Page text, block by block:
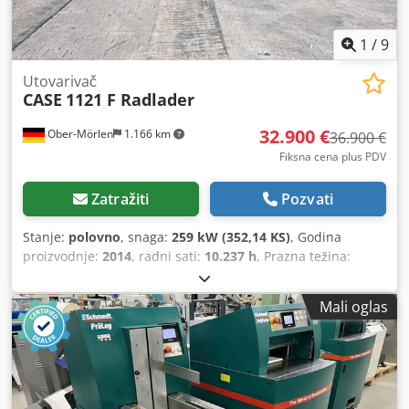
1 /9
Ober-Mörlen 1.166 km
Utovarivač
CASE 1121 F Radlader
32.900 €36.900 €
Fiksna cena plus PDV
Zatražiti Pozvati
Stanje: polovno, snaga: 259 kW (352,14 KS), Godina
proizvodnje: 2014, radni sati: 10.237 h, Prazna težina:
27.024 kg Za više informacija obratite se Emalu Jaweedu.
Prednji utovarivač / Wheel Loader, Case 1121F, godina
proizvodnje 2014, radnih sati: 10.237 h, dužina: 8960 mm,
širina: 2990 mm, visina: 3570 mm, maksimalna dozvoljena
ukupna masa: 27.024 kg, motor: Case, snaga motora: 239
kW, klima uređaj, vaga, pomoćna hidraulika, kamera za
vožnju unazad, automatsko podmazivanje, dimenzije
Mali oglas